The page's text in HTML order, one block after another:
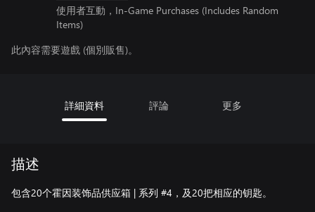
使用者互動，In-Game Purchases (Includes Random
Items)
此內容需要遊戲 (個別販售)。
詳細資料 評論 更多
描述
包含20个霍因装饰品供应箱 | 系列 #4，及20把相应的钥匙。